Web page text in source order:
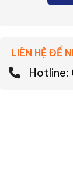
LIÊN HỆ ĐỂ
Hotline: